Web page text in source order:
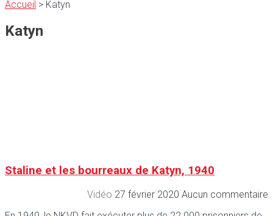
Accueil > Katyn
Katyn
Staline et les bourreaux de Katyn, 1940
Vidéo 27 février 2020 Aucun commentaire